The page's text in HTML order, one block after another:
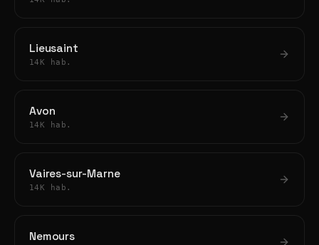
Lieusaint
14K hab.
Avon
14K hab.
Vaires-sur-Marne
14K hab.
Nemours